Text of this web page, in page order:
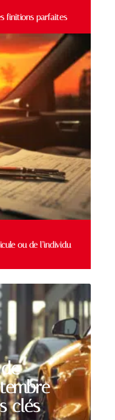
finitions parfaites
ou de l’individu
clés